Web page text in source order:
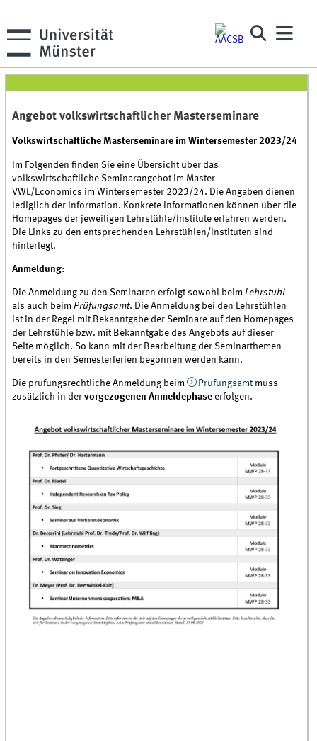
Angebot volkswirtschaftlicher Masterseminare
Volkswirtschaftliche Masterseminare im Wintersemester 2023/24
Im Folgenden finden Sie eine Übersicht über das
volkswirtschaftliche Seminarangebot im Master
VWL/Economics im Wintersemester 2023/24. Die Angaben dienen
lediglich der Information. Konkrete Informationen können über die
Homepages der jeweiligen Lehrstühle/Institute erfahren werden.
Die Links zu den entsprechenden Lehrstühlen/Instituten sind
hinterlegt.
Anmeldung:
Die Anmeldung zu den Seminaren erfolgt sowohl beim Lehrstuhl
als auch beim Prüfungsamt. Die Anmeldung bei den Lehrstühlen
ist in der Regel mit Bekanntgabe der Seminare auf den Homepages
der Lehrstühle bzw. mit Bekanntgabe des Angebots auf dieser
Seite möglich. So kann mit der Bearbeitung der Seminarthemen
bereits in den Semesterferien begonnen werden kann.
Die prüfungsrechtliche Anmeldung beim Prüfungsamtmuss
zusätzlich in dervorgezogenen Anmeldephase erfolgen.